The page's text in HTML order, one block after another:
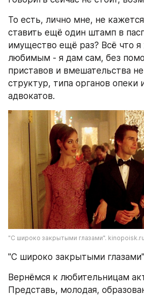
То есть, лично мне, не
ставить ещё один штамп в
имущество ещё раз? Всё что я
любимым - я дам сам, без
приставов и вмешательства
структур, типа органов опеки
адвокатов.
"С широко закрытыми глазами". kinopoisk.ru
"С широко закрытыми
Вернёмся к любительницам
Представь, молодая,